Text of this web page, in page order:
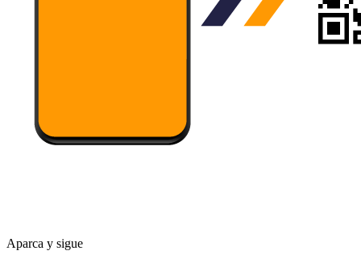
Aparca y sigue